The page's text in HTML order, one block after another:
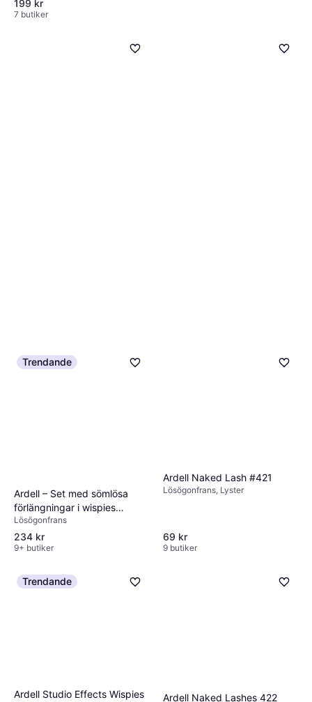
199 kr
7 butiker
Trendande
Ardell – Set med sömlösa
förlängningar i wispies
design-Svart/a No Size
Lösögonfrans
234 kr
9+ butiker
Ardell Naked Lash #421
Lösögonfrans, Lyster
69 kr
9 butiker
Trendande
Ardell Studio Effects Wispies Ardell Naked Lashes 422